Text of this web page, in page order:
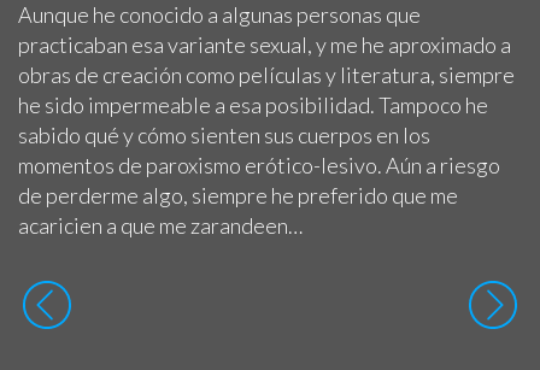
Aunque he conocido a algunas personas que
practicaban esa variante sexual, y me he aproximado a
obras de creación como películas y literatura, siempre
he sido impermeable a esa posibilidad. Tampoco he
sabido qué y cómo sienten sus cuerpos en los
momentos de paroxismo erótico-lesivo. Aún a riesgo
de perderme algo, siempre he preferido que me
acaricien a que me zarandeen…